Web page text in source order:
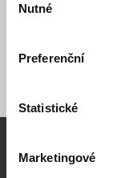
souhlasu
Nutné
Preferenční
Statistické
Marketingové
Štefan Uher